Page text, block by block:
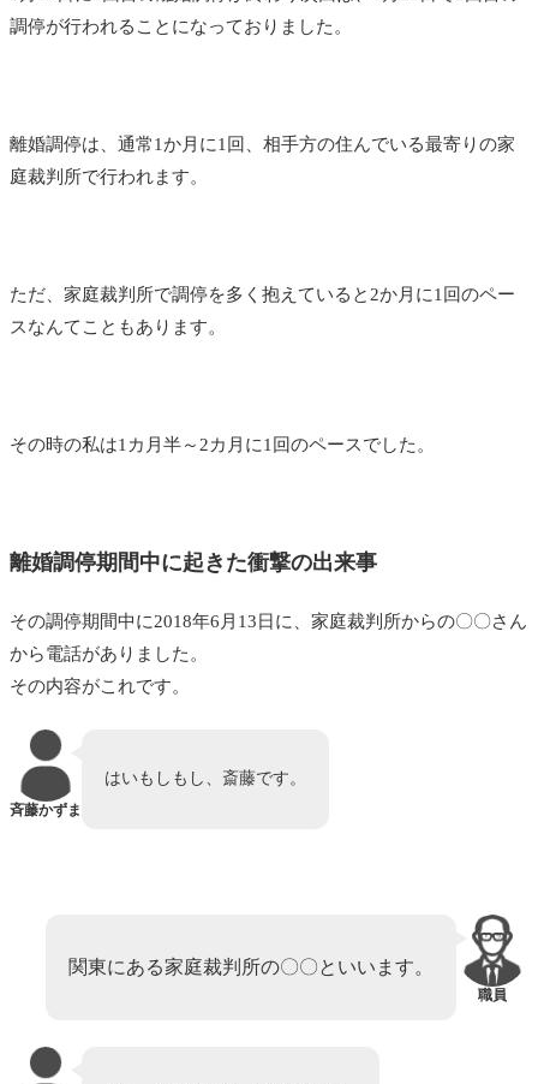
調停が行われることになっておりました。
離婚調停は、通常1か月に1回、相手方の住んでいる最寄りの家
庭裁判所で行われます。
ただ、家庭裁判所で調停を多く抱えていると2か月に1回のペー
スなんてこともあります。
その時の私は1カ月半～2カ月に1回のペースでした。
離婚調停期間中に起きた衝撃の出来事
その調停期間中に2018年6月13日に、家庭裁判所からの〇〇さん
から電話がありました。
その内容がこれです。
斉藤かずま
はいもしもし、斎藤です。
職員
関東にある家庭裁判所の〇〇といいます。